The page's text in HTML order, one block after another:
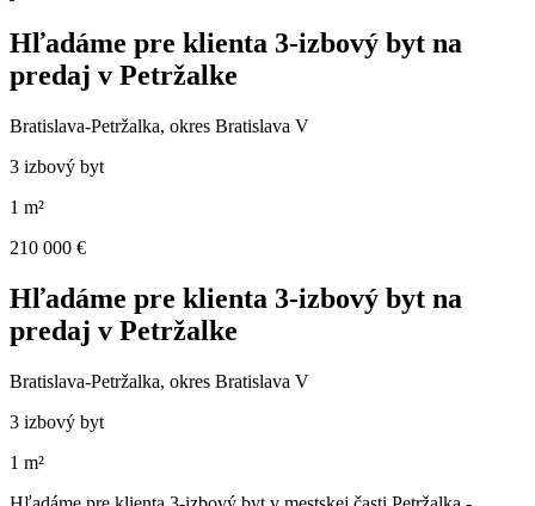
Hľadáme pre klienta 3-izbový byt na
predaj v Petržalke
Bratislava-Petržalka, okres Bratislava V
3 izbový byt
1 m²
210 000 €
Hľadáme pre klienta 3-izbový byt na
predaj v Petržalke
Bratislava-Petržalka, okres Bratislava V
3 izbový byt
1 m²